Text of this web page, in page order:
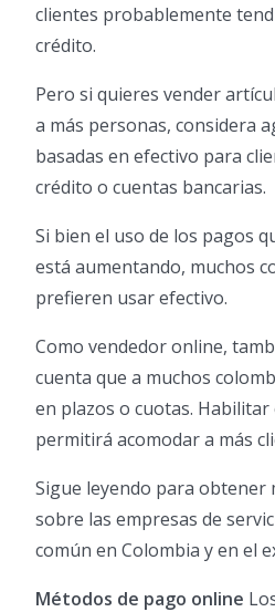
clientes probablemente
crédito.
Pero si quieres vender
a más personas, considera
basadas en efectivo para
crédito o cuentas bancarias.
Si bien el uso de los pagos
está aumentando, muchos
prefieren usar efectivo.
Como vendedor online,
cuenta que a muchos
en plazos o cuotas.
permitirá acomodar a más
Sigue leyendo para obtener
sobre las empresas de
común en Colombia y en el
Métodos de pago online